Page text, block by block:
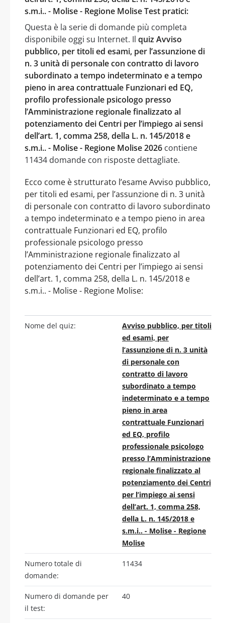
s.m.i.. - Molise - Regione Molise Test pratici:
Questa è la serie di domande più completa
disponibile oggi su Internet. Il quiz Avviso
pubblico, per titoli ed esami, per l’assunzione di
n. 3 unità di personale con contratto di lavoro
subordinato a tempo indeterminato e a tempo
pieno in area contrattuale Funzionari ed EQ,
profilo professionale psicologo presso
l’Amministrazione regionale finalizzato al
potenziamento dei Centri per l’impiego ai sensi
dell’art. 1, comma 258, della L. n. 145/2018 e
s.m.i.. - Molise - Regione Molise 2026 contiene
11434 domande con risposte dettagliate.
Ecco come è strutturato l’esame Avviso pubblico,
per titoli ed esami, per l’assunzione di n. 3 unità
di personale con contratto di lavoro subordinato
a tempo indeterminato e a tempo pieno in area
contrattuale Funzionari ed EQ, profilo
professionale psicologo presso
l’Amministrazione regionale finalizzato al
potenziamento dei Centri per l’impiego ai sensi
dell’art. 1, comma 258, della L. n. 145/2018 e
s.m.i.. - Molise - Regione Molise:
Nome del quiz:
Avviso pubblico, per titoli
ed esami, per
l’assunzione di n. 3 unità
di personale con
contratto di lavoro
subordinato a tempo
indeterminato e a tempo
pieno in area
contrattuale Funzionari
ed EQ, profilo
professionale psicologo
presso l’Amministrazione
regionale finalizzato al
potenziamento dei Centri
per l’impiego ai sensi
dell’art. 1, comma 258,
della L. n. 145/2018 e
s.m.i.. - Molise - Regione
Molise
Numero totale di
domande:
11434
Numero di domande per
il test:
40